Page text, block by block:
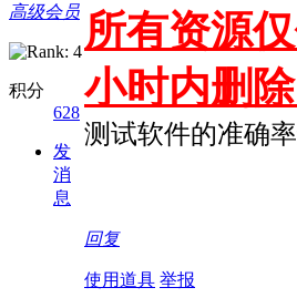
高级会员
积分
628
发
消
息
所有资源
小时内删
测试软件的准确
回复
使用道具 举报